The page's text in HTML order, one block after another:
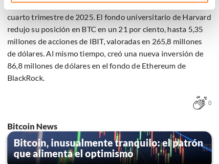
maak gedetailleerde keuzes, waaronder het maken van
bezwaar tegen bedrijven die persoonsgegevens verwerken
op basis van gerechtvaardigd belang. U kunt uw privacy-
tekst 'cookies' te klikken onderaan de pagina. Voor meer
informatie: zie onsprivacy - encookiestatement.
Harvardtambién ajustó su cartera de criptomonedas en el
cuarto trimestre de 2025. El fondo universitario de Harvard
redujo su posición en BTC en un 21 por ciento, hasta 5,35
millones de acciones de IBIT, valoradas en 265,8 millones
de dólares. Al mismo tiempo, creó una nueva inversión de
86,8 millones de dólares en el fondo de Ethereum de
BlackRock.
0
Bitcoin News
Bitcoin, inusualmente tranquilo: el patrón
que alimenta el optimismo